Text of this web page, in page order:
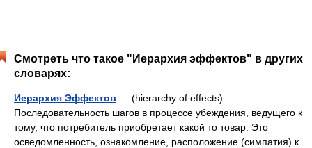
Смотреть что такое "Иерархия эффектов" в других
словарях:
Иерархия Эффектов — (hierarchy of effects)
Последовательность шагов в процессе убеждения, ведущего к
тому, что потребитель приобретает какой то товар. Это
осведомленность, ознакомление, расположение (симпатия) к